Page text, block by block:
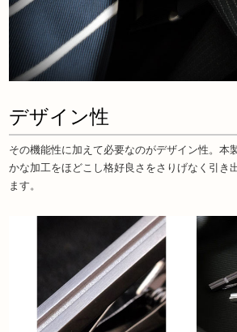
デザイン性
その機能性に加えて必要なのがデザイン性。本
かな加工をほどこし格好良さをさりげなく引き
ます。